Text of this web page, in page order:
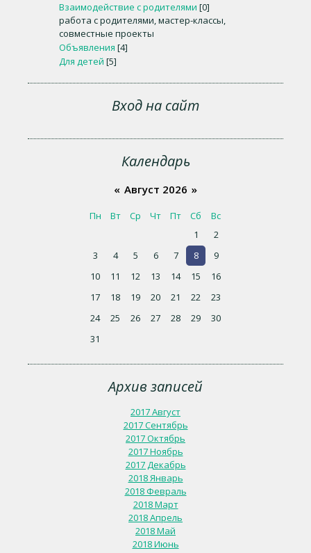
Взаимодействие с родителями [0]
работа с родителями, мастер-классы,
совместные проекты
Объявления [4]
Для детей [5]
Вход на сайт
Календарь
« Август 2026 »
Пн Вт Ср Чт Пт Сб
Вс
1
2
3
4 5 6 7 8
9
10
11 12 13 14 15
16
17
18 19 20 21 22
23
24
25 26 27 28 29
30
31
Архив записей
2017 Август
2017 Сентябрь
2017 Октябрь
2017 Ноябрь
2017 Декабрь
2018 Январь
2018 Февраль
2018 Март
2018 Апрель
2018 Май
2018 Июнь